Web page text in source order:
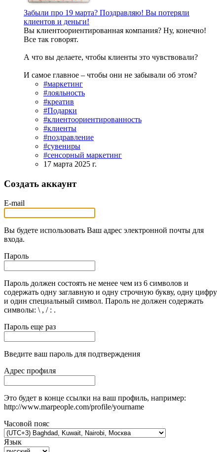
Забыли про 19 марта? Поздравляю! Вы потеряли
клиентов и деньги!
Вы клиентоориентированная компания? Ну, конечно!
Все так говорят.
А что вы делаете, чтобы клиенты это чувствовали?
И самое главное – чтобы они не забывали об этом?
#маркетинг
#лояльность
#креатив
#Подарки
#клиентоориентированность
#клиенты
#поздравление
#сувениры
#сенсорный маркетинг
17 марта 2025 г.
Создать аккаунт
E-mail
Вы будете использовать Ваш адрес электронной почты для
входа.
Пароль
Пароль должен состоять не менее чем из 6 символов и
содержать одну заглавную и одну строчную букву, одну цифру
и один специальный символ. Пароль не должен содержать
символы: \ , / : .
Пароль еще раз
Введите ваш пароль для подтверждения
Адрес профиля
Это будет в конце ссылки на ваш профиль, например:
http://www.marpeople.com/profile/yourname
Часовой пояс
Язык